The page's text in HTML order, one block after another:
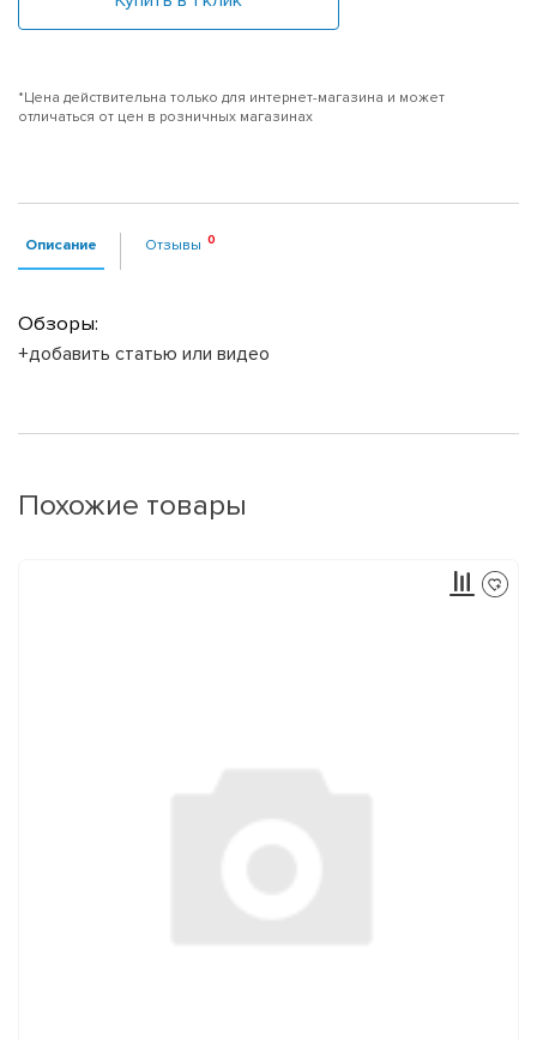
*Цена действительна только для интернет-магазина и может
отличаться от цен в розничных магазинах
Описание Отзывы
Обзоры:
+добавить статью или видео
Похожие товары